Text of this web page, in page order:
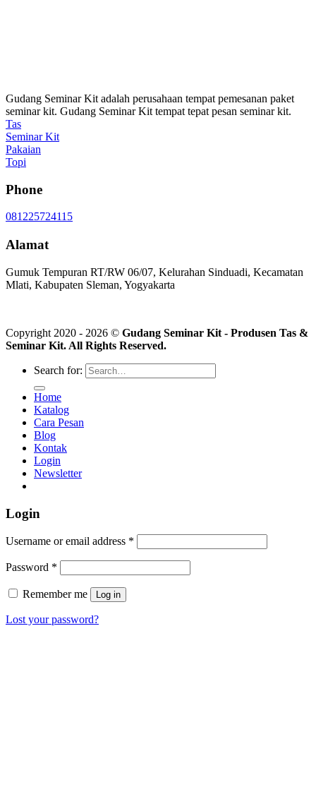
Gudang Seminar Kit adalah perusahaan tempat pemesanan paket
seminar kit. Gudang Seminar Kit tempat tepat pesan seminar kit.
Tas
Seminar Kit
Pakaian
Topi
Phone
081225724115
Alamat
Gumuk Tempuran RT/RW 06/07, Kelurahan Sinduadi, Kecamatan
Mlati, Kabupaten Sleman, Yogyakarta
Copyright 2020 - 2026 © Gudang Seminar Kit - Produsen Tas &
Seminar Kit. All Rights Reserved.
Search for:
Home
Katalog
Cara Pesan
Blog
Kontak
Login
Newsletter
Login
Username or email address *
Password *
Remember me Log in
Lost your password?